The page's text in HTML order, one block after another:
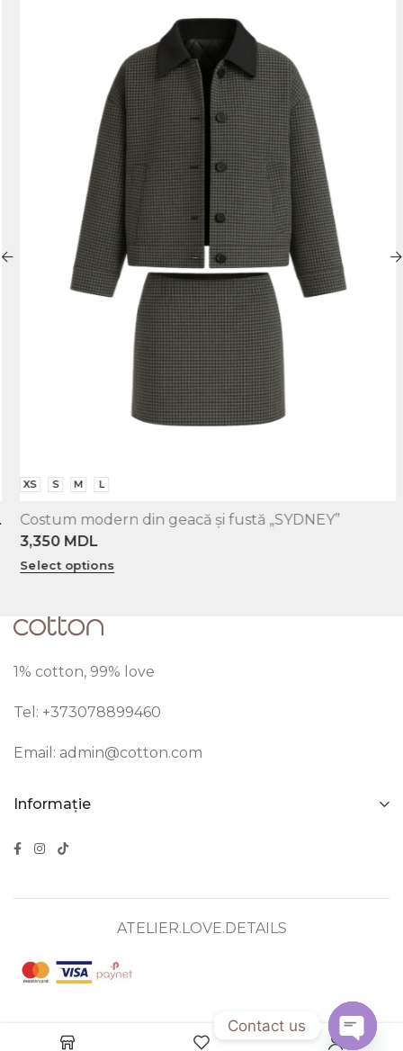
XS S M
Costum modern din geacă și fustă „SYDNEY”
3,350MDL
Select options
1% cotton, 99% love
Tel: +373078899460
Email: admin@cotton.com
Informație
ATELIER.LOVE.DETAILS
Contact us